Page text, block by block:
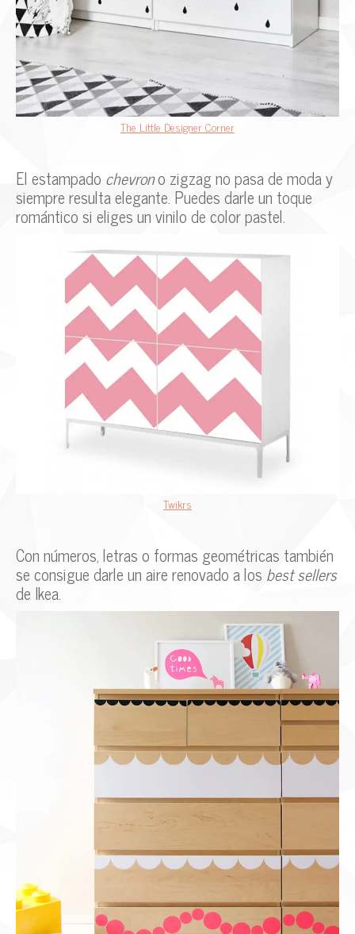
The Little Designer Corner
El estampado chevrono zigzag no pasa de moda y
siempre resulta elegante. Puedes darle un toque
romántico si eliges un vinilo de color pastel.
Twikrs
Con números, letras o formas geométricas también
se consigue darle un aire renovado a los best sellers
de Ikea.